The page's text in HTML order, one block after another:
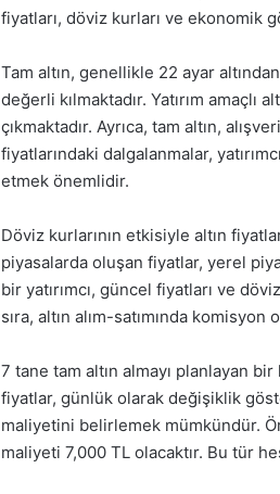
fiyatları, döviz kurları ve ekonomik
Tam altın, genellikle 22 ayar
değerli kılmaktadır. Yatırım
çıkmaktadır. Ayrıca, tam altın,
fiyatlarındaki dalgalanmalar,
etmek önemlidir.
Döviz kurlarının etkisiyle altın
piyasalarda oluşan fiyatlar, yerel
bir yatırımcı, güncel fiyatları ve
sıra, altın alım-satımında
7 tane tam altın almayı planlayan
fiyatlar, günlük olarak değişiklik
maliyetini belirlemek mümkündür.
maliyeti 7,000 TL olacaktır. Bu tür